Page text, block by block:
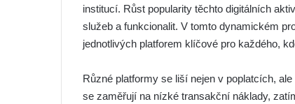
institucí. Růst popularity těchto digitálních
služeb a funkcionalit. V tomto dynamickém
jednotlivých platforem klíčové pro každého,
Různé platformy se liší nejen v poplatcích,
se zaměřují na nízké transakční náklady,